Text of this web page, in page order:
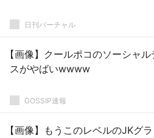
日刊バーチャル
【画像】クールポコのソーシャ
スがやばいwwww
GOSSIP速報
【画像】もうこのレベルのJKグ